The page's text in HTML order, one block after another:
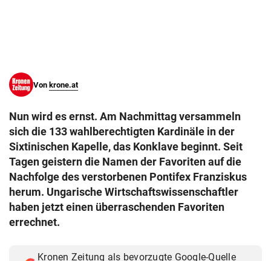
Von krone.at
Nun wird es ernst. Am Nachmittag versammeln
sich die 133 wahlberechtigten Kardinäle in der
Sixtinischen Kapelle, das Konklave beginnt. Seit
Tagen geistern die Namen der Favoriten auf die
Nachfolge des verstorbenen Pontifex Franziskus
herum. Ungarische Wirtschaftswissenschaftler
haben jetzt einen überraschenden Favoriten
errechnet.
Kronen Zeitung als bevorzugte Google-Quelle